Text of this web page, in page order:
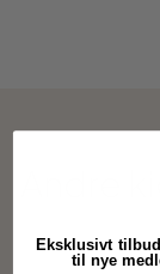
Andre
Eksklusivt
til nye